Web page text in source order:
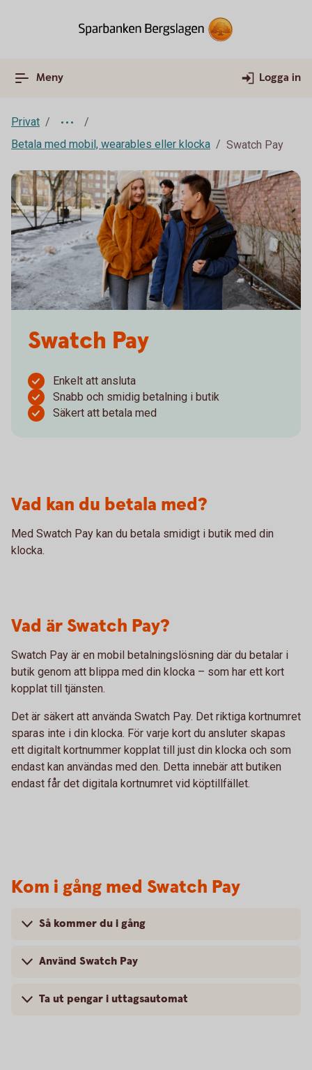
Meny Logga in
Privat
Betala med mobil, wearables eller klocka
Swatch Pay
Swatch Pay
Enkelt att ansluta
Snabb och smidig betalning i butik
Säkert att betala med
Vad kan du betala med?
Med Swatch Pay kan du betala smidigt i butik med din
klocka.
Vad är Swatch Pay?
Swatch Pay är en mobil betalningslösning där du betalar i
butik genom att blippa med din klocka – som har ett kort
kopplat till tjänsten.
Det är säkert att använda Swatch Pay. Det riktiga kortnumret
sparas inte i din klocka. För varje kort du ansluter skapas
ett digitalt kortnummer kopplat till just din klocka och som
endast kan användas med den. Detta innebär att butiken
endast får det digitala kortnumret vid köptillfället.
Kom i gång med Swatch Pay
Så kommer du i gång
Använd Swatch Pay
Ta ut pengar i uttagsautomat